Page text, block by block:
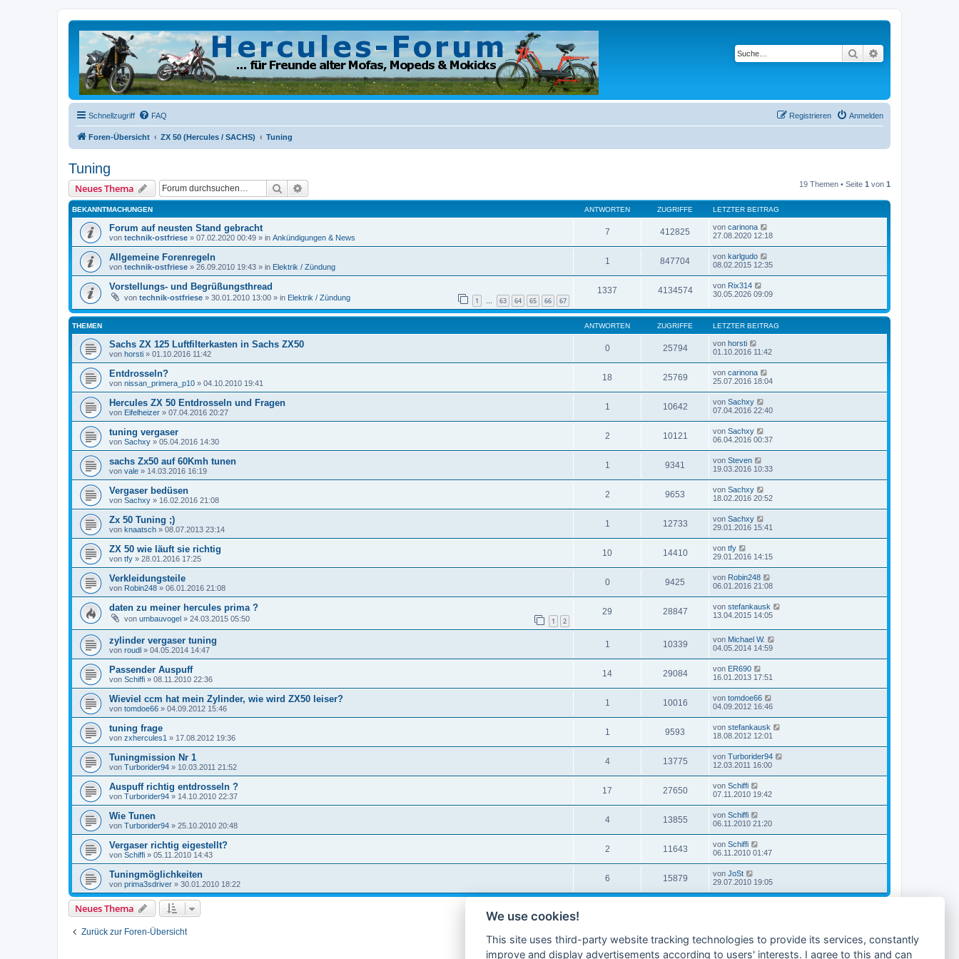
Suche
Schnellzugriff FAQ Anmelden
Registrieren
Foren-Übersicht ZX 50 (Hercules / SACHS) Tuning
Tuning
Neues Thema Suche 19 Themen • Seite 1 von 1
BEKANNTMACHUNGEN ANTWORTEN ZUGRIFFE LETZTER BEITRAG
Forum auf neusten Stand gebracht
von technik-ostfriese » 07.02.2020 00:49 » in Ankündigungen & News
7 412825 von carinona
27.08.2020 12:18
Allgemeine Forenregeln
von technik-ostfriese » 26.09.2010 19:43 » in Elektrik / Zündung
1 847704 von karlgudo
08.02.2015 12:35
Vorstellungs- und Begrüßungsthread
von technik-ostfriese » 30.01.2010 13:00 » in Elektrik / Zündung 1 … 63 64 65 66 67
1337 4134574 von Rix314
30.05.2026 09:09
THEMEN ANTWORTEN ZUGRIFFE LETZTER BEITRAG
Sachs ZX 125 Luftfilterkasten in Sachs ZX50
von horsti » 01.10.2016 11:42
0 25794 von horsti
01.10.2016 11:42
Entdrosseln?
von nissan_primera_p10 » 04.10.2010 19:41
18 25769 von carinona
25.07.2016 18:04
Hercules ZX 50 Entdrosseln und Fragen
von Eifelheizer » 07.04.2016 20:27
1 10642 von Sachxy
07.04.2016 22:40
tuning vergaser
von Sachxy » 05.04.2016 14:30
2 10121 von Sachxy
06.04.2016 00:37
sachs Zx50 auf 60Kmh tunen
von vale » 14.03.2016 16:19
1 9341 von Steven
19.03.2016 10:33
Vergaser bedüsen
von Sachxy » 16.02.2016 21:08
2 9653 von Sachxy
18.02.2016 20:52
Zx 50 Tuning ;)
von knaatsch » 08.07.2013 23:14
1 12733 von Sachxy
29.01.2016 15:41
ZX 50 wie läuft sie richtig
von tfy » 28.01.2016 17:25
10 14410 von tfy
29.01.2016 14:15
Verkleidungsteile
von Robin248 » 06.01.2016 21:08
0 9425 von Robin248
06.01.2016 21:08
daten zu meiner hercules prima ?
von umbauvogel » 24.03.2015 05:50 1 2
29 28847 von stefankausk
13.04.2015 14:05
zylinder vergaser tuning
von roudl » 04.05.2014 14:47
1 10339 von Michael W.
04.05.2014 14:59
Passender Auspuff
von Schiffi » 08.11.2010 22:36
14 29084 von ER690
16.01.2013 17:51
Wieviel ccm hat mein Zylinder, wie wird ZX50 leiser?
von tomdoe66 » 04.09.2012 15:46
1 10016 von tomdoe66
04.09.2012 16:46
tuning frage
von zxhercules1 » 17.08.2012 19:36
1 9593 von stefankausk
18.08.2012 12:01
Tuningmission Nr 1
von Turborider94 » 10.03.2011 21:52
4 13775 von Turborider94
12.03.2011 16:00
Auspuff richtig entdrosseln ?
von Turborider94 » 14.10.2010 22:37
17 27650 von Schiffi
07.11.2010 19:42
Wie Tunen
von Turborider94 » 25.10.2010 20:48
4 13855 von Schiffi
06.11.2010 21:20
Vergaser richtig eigestellt?
von Schiffi » 05.11.2010 14:43
2 11643 von Schiffi
06.11.2010 01:47
Tuningmöglichkeiten
von prima3sdriver » 30.01.2010 18:22
6 15879 von JoSt
29.07.2010 19:05
Neues Thema
Zurück zur Foren-Übersicht
We use cookies!
This site uses third-party website tracking technologies to provide its services, constantly
improve and display advertisements according to users' interests. I agree to this and can